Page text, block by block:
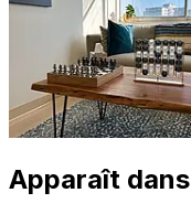
Apparaît dans